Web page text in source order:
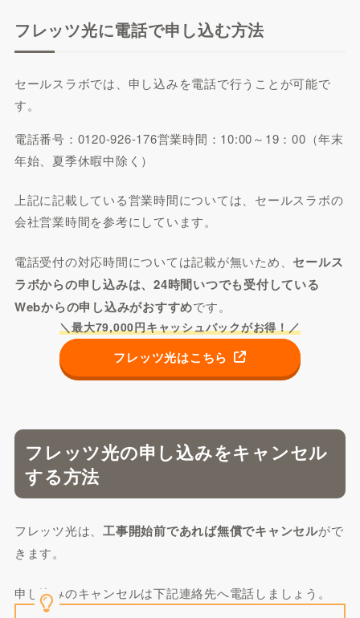
フレッツ光に電話で申し込む方法
セールスラボでは、申し込みを電話で行うことが可能で
す。
電話番号：0120-926-176営業時間：10:00～19：00（年末
年始、夏季休暇中除く）
上記に記載している営業時間については、セールスラボの
会社営業時間を参考にしています。
電話受付の対応時間については記載が無いため、 セールス
ラボからの申し込みは、24時間いつでも受付している
Webからの申し込みがおすすめです。
＼最大79,000円キャッシュバックがお得！／
フレッツ光はこちら
フレッツ光の申し込みをキャンセル
する方法
フレッツ光は、工事開始前であれば無償でキャンセルがで
きます。
申し込みのキャンセルは下記連絡先へ電話しましょう。